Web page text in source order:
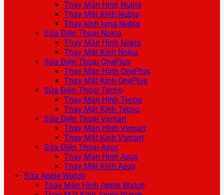
Thay Màn Hình Nubia
Thay Mặt Kính Nubia
Thay kính lưng Nubia
Sửa Điện Thoại Nokia
Thay Màn Hình Nokia
Thay Mặt Kính Nokia
Sửa Điện Thoại OnePlus
Thay Màn Hình OnePlus
Thay Mặt Kính OnePlus
Sửa Điện Thoại Tecno
Thay Màn Hình Tecno
Thay Mặt Kính Tecno
Sửa Điện Thoại Vsmart
Thay Màn Hình Vsmart
Thay Mặt Kính Vsmart
Sửa Điện Thoại Asus
Thay Màn Hình Asus
Thay Mặt Kính Asus
Sửa Apple Watch
Thay Màn Hình Apple Watch